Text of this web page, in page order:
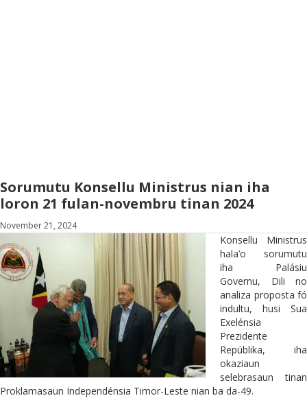
Sorumutu Konsellu Ministrus nian iha
loron 21 fulan-novembru tinan 2024
November 21, 2024
Konsellu Ministrus
hala’o sorumutu
iha Palásiu
Governu, Dili no
analiza proposta fó
indultu, husi Sua
Exelénsia
Prezidente
Repúblika, iha
okaziaun
selebrasaun tinan
Proklamasaun Independénsia Timor-Leste nian ba da-49.